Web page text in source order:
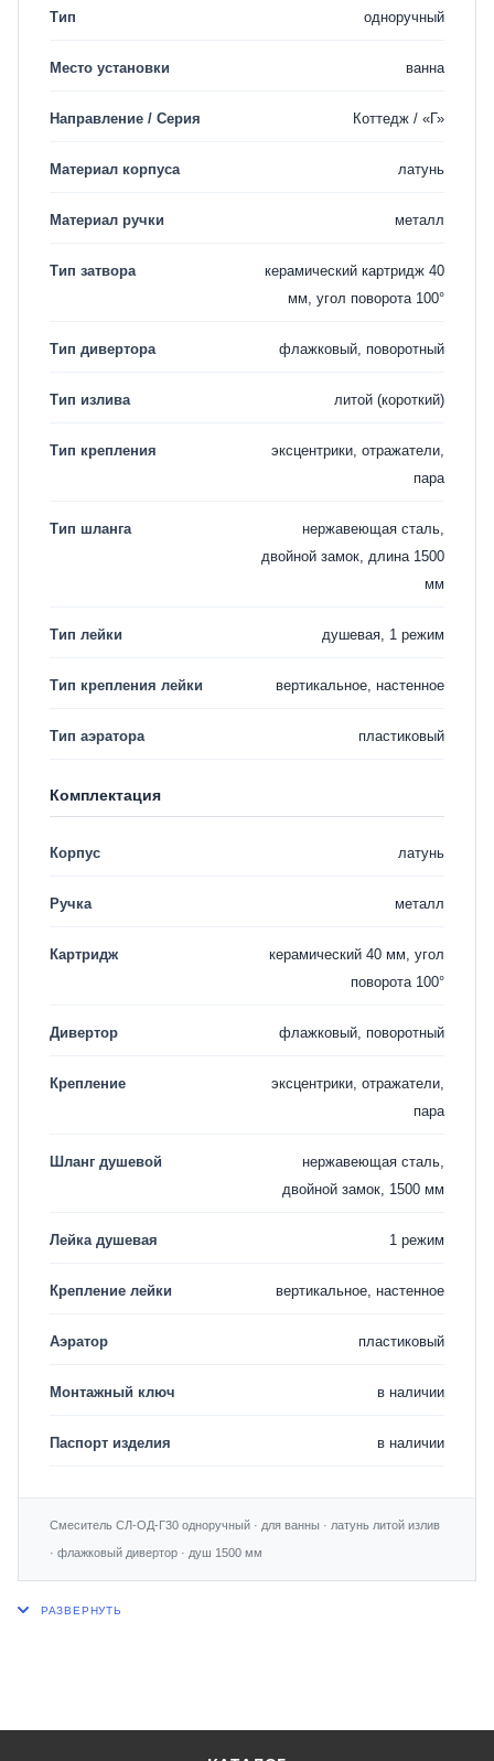
Тип одноручный
Место установки ванна
Направление / Серия Коттедж / «Г»
Материал корпуса латунь
Материал ручки металл
Тип затвора
керамический картридж 40
мм, угол поворота 100°
Тип дивертора флажковый, поворотный
Тип излива литой (короткий)
Тип крепления
эксцентрики, отражатели,
пара
Тип шланга
нержавеющая сталь,
двойной замок, длина 1500
мм
Тип лейки душевая, 1 режим
Тип крепления лейки вертикальное, настенное
Тип аэратора пластиковый
Комплектация
Корпус латунь
Ручка металл
Картридж
керамический 40 мм, угол
поворота 100°
Дивертор флажковый, поворотный
Крепление
эксцентрики, отражатели,
пара
Шланг душевой
нержавеющая сталь,
двойной замок, 1500 мм
Лейка душевая 1 режим
Крепление лейки вертикальное, настенное
Аэратор пластиковый
Монтажный ключ в наличии
Паспорт изделия в наличии
Смеситель СЛ-ОД-Г30 одноручный · для ванны · латунь литой излив
· флажковый дивертор · душ 1500 мм